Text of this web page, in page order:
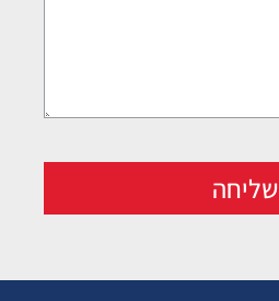
שליחה